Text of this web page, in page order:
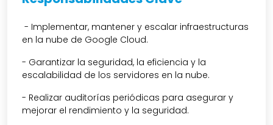
- Implementar, mantener y escalar infraestructuras
en la nube de Google Cloud.
- Garantizar la seguridad, la eficiencia y la
escalabilidad de los servidores en la nube.
- Realizar auditorías periódicas para asegurar y
mejorar el rendimiento y la seguridad.